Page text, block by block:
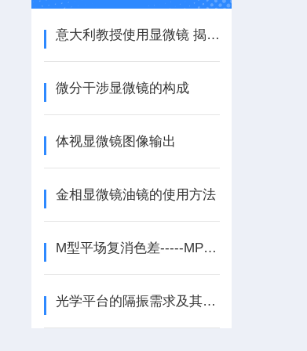
意大利教授使用显微镜 揭露塑料袋隐藏之美（图）
微分干涉显微镜的构成
体视显微镜图像输出
金相显微镜油镜的使用方法
M型平场复消色差-----MPLAPON系列
光学平台的隔振需求及其选购技巧